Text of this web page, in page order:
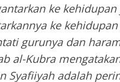
ke
ke
gurunya dan
al-Kubra
Syafiiyah adalah